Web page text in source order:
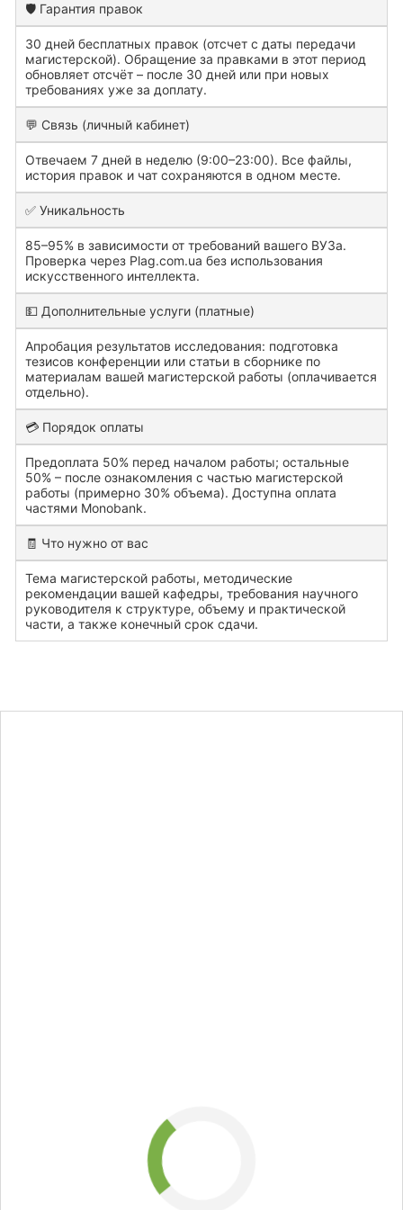
🛡️ Гарантия правок
30 дней бесплатных правок (отсчет с даты передачи
магистерской). Обращение за правками в этот период
обновляет отсчёт – после 30 дней или при новых
требованиях уже за доплату.
💬 Связь (личный кабинет)
Отвечаем 7 дней в неделю (9:00–23:00). Все файлы,
история правок и чат сохраняются в одном месте.
✅ Уникальность
85–95% в зависимости от требований вашего ВУЗа.
Проверка через Plag.com.ua без использования
искусственного интеллекта.
💵 Дополнительные услуги (платные)
Апробация результатов исследования: подготовка
тезисов конференции или статьи в сборнике по
материалам вашей магистерской работы (оплачивается
отдельно).
💳 Порядок оплаты
Предоплата 50% перед началом работы; остальные
50% – после ознакомления с частью магистерской
работы (примерно 30% объема). Доступна оплата
частями Monobank.
🧾 Что нужно от вас
Тема магистерской работы, методические
рекомендации вашей кафедры, требования научного
руководителя к структуре, объему и практической
части, а также конечный срок сдачи.